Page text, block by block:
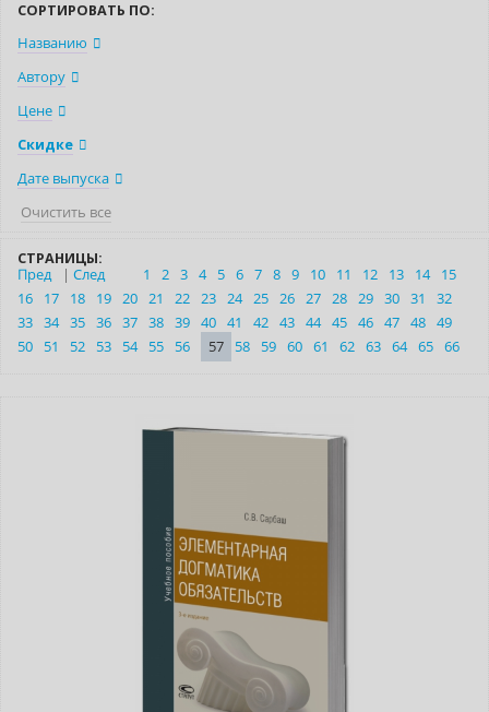
СОРТИРОВАТЬ ПО:
Названию
Автору
Цене
Скидке
Дате выпуска
Очистить все
СТРАНИЦЫ:
Пред
| След 1 2 3 4 5 6 7 8 9 10 11 12 13 14
15
16
17 18 19 20 21 22 23 24 25 26 27 28 29 30 31
32
33 34 35 36 37 38 39 40 41 42 43 44 45 46 47 48 49
50
51 52 53 54 55 56 57 58 59 60 61 62 63 64 65 66